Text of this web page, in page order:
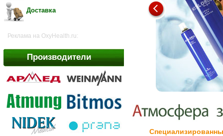
Доставка
Реклама на OxyHealth.ru:
Производители